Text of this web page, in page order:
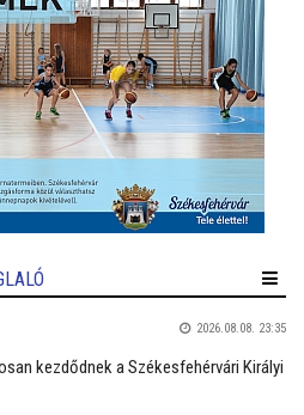
2026.08.08. 23:35
kezdődnek a Székesfehérvári Királyi